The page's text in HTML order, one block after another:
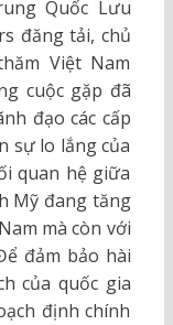
Quốc Lưu
đăng tải, chủ
Việt Nam
cuộc gặp đã
đạo các cấp
sự lo lắng của
quan hệ giữa
Mỹ đang tăng
mà còn với
đảm bảo hài
của quốc gia
định chính